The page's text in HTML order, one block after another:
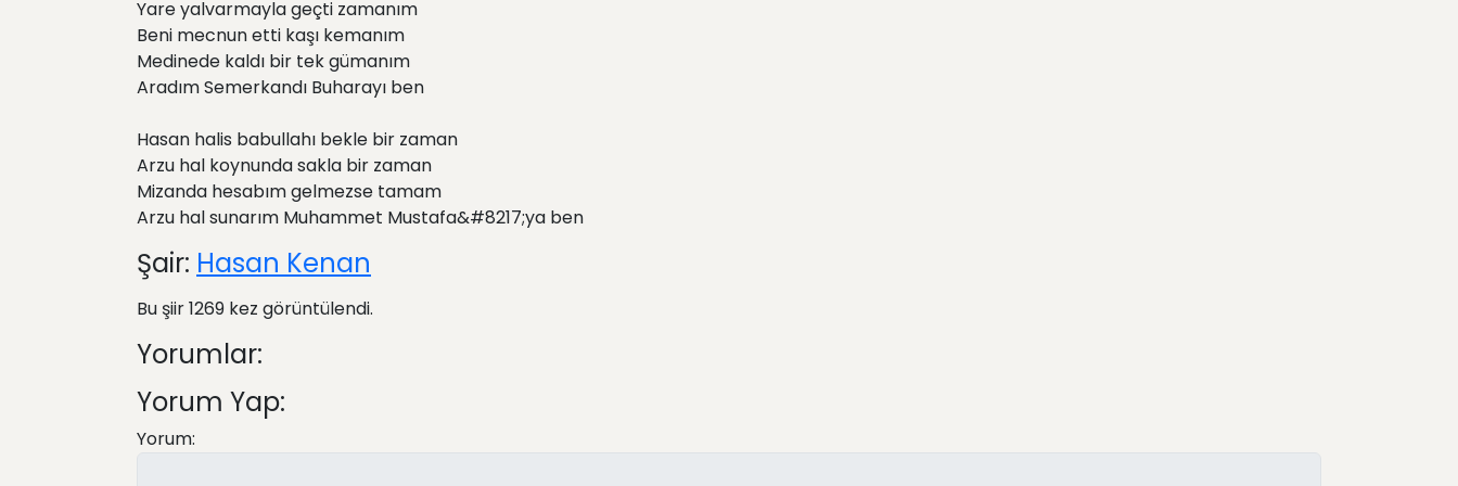
Yare yalvarmayla geçti zamanım
Beni mecnun etti kaşı kemanım
Medinede kaldı bir tek gümanım
Aradım Semerkandı Buharayı ben
Hasan halis babullahı bekle bir zaman
Arzu hal koynunda sakla bir zaman
Mizanda hesabım gelmezse tamam
Arzu hal sunarım Muhammet Mustafa&#8217;ya ben
Şair: Hasan Kenan
Bu şiir 1269 kez görüntülendi.
Yorumlar:
Yorum Yap:
Yorum: